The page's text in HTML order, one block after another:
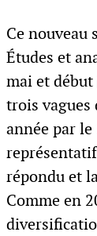
Ce nouveau
Études et
mai et
trois vagues
année par
répondu et
Comme en